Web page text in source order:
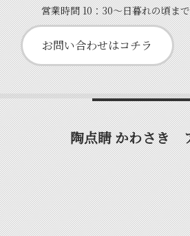
営業時間 10：30～日暮れの頃ま
お問い合わせはコチラ
陶点睛 かわさき